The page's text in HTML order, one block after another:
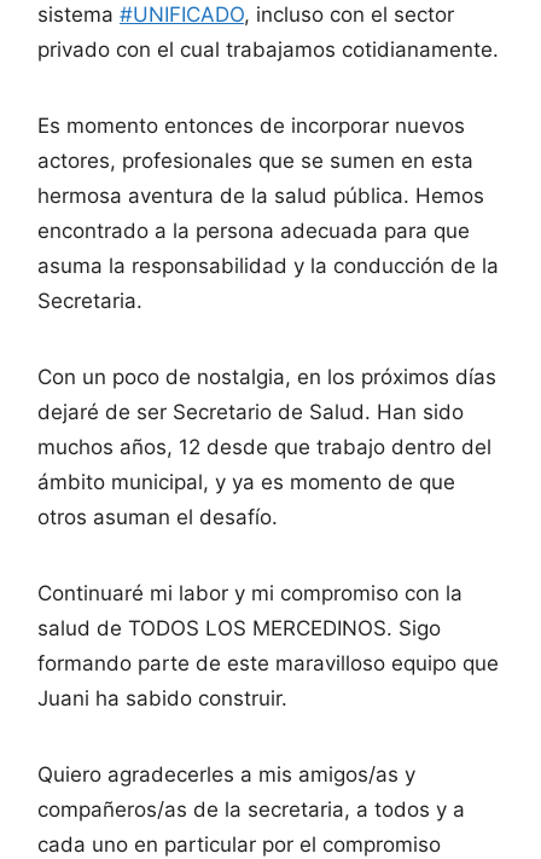
sistema #UNIFICADO, incluso con el sector
privado con el cual trabajamos cotidianamente.
Es momento entonces de incorporar nuevos
actores, profesionales que se sumen en esta
hermosa aventura de la salud pública. Hemos
encontrado a la persona adecuada para que
asuma la responsabilidad y la conducción de la
Secretaria.
Con un poco de nostalgia, en los próximos días
dejaré de ser Secretario de Salud. Han sido
muchos años, 12 desde que trabajo dentro del
ámbito municipal, y ya es momento de que
otros asuman el desafío.
Continuaré mi labor y mi compromiso con la
salud de TODOS LOS MERCEDINOS. Sigo
formando parte de este maravilloso equipo que
Juani ha sabido construir.
Quiero agradecerles a mis amigos/as y
compañeros/as de la secretaria, a todos y a
cada uno en particular por el compromiso